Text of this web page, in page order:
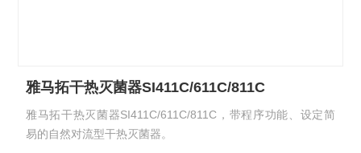
雅马拓干热灭菌器SI411C/611C/811C
雅马拓干热灭菌器SI411C/611C/811C，带程序功能、设定简
易的自然对流型干热灭菌器。